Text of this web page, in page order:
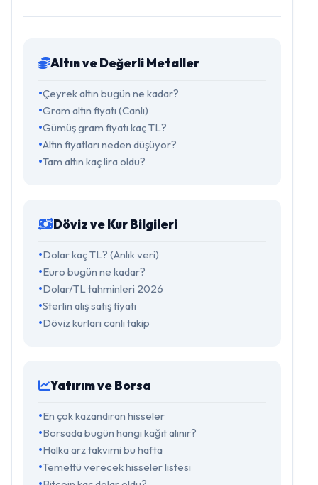
Altın ve Değerli Metaller
Çeyrek altın bugün ne kadar?
Gram altın fiyatı (Canlı)
Gümüş gram fiyatı kaç TL?
Altın fiyatları neden düşüyor?
Tam altın kaç lira oldu?
Döviz ve Kur Bilgileri
Dolar kaç TL? (Anlık veri)
Euro bugün ne kadar?
Dolar/TL tahminleri 2026
Sterlin alış satış fiyatı
Döviz kurları canlı takip
Yatırım ve Borsa
En çok kazandıran hisseler
Borsada bugün hangi kağıt alınır?
Halka arz takvimi bu hafta
Temettü verecek hisseler listesi